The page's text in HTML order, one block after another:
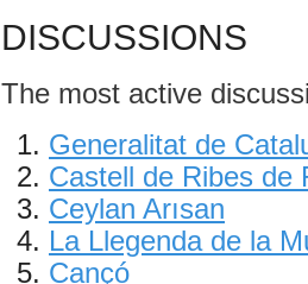
DISCUSSIONS
The most active
Generalitat de
Castell de Ribes de
Ceylan Arısan
La Llegenda de la
Cançó